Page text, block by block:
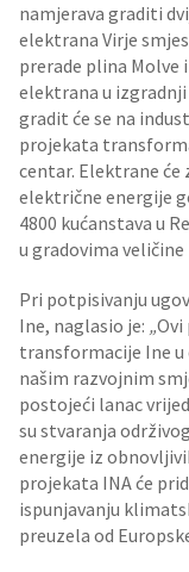
namjerava graditi
elektrana Virje
prerade plina Molve
elektrana u izgradnji
gradit će se na
projekata
centar. Elektrane će
električne energije
4800 kućanstava u
u gradovima
Pri potpisivanju
Ine, naglasio je: „Ovi
transformacije Ine u
našim razvojnim
postojeći lanac
su stvaranja
energije iz
projekata INA će
ispunjavanju
preuzela od